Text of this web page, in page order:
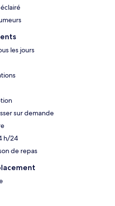
les jours
sur demande
h/24
de repas